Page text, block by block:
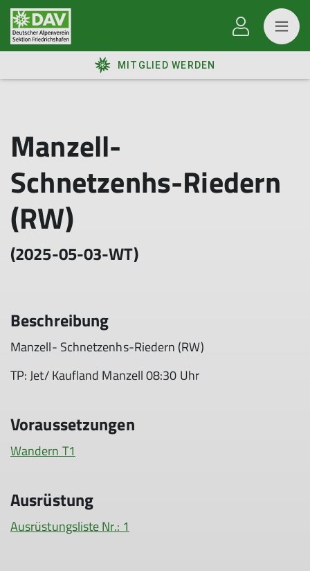
MITGLIED WERDEN
Manzell-
Schnetzenhs-Riedern
(RW)
(2025-05-03-WT)
Beschreibung
Manzell- Schnetzenhs-Riedern (RW)
TP: Jet/ Kaufland Manzell 08:30 Uhr
Voraussetzungen
Wandern T1
Ausrüstung
Ausrüstungsliste Nr.: 1